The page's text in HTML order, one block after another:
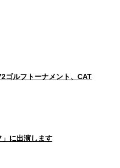
ゴルフトーナメント、CAT
」に出演します